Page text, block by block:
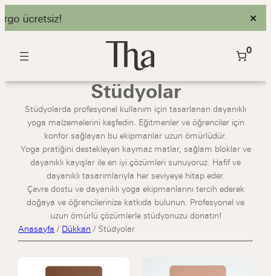
ücretsiz! ✕
0
Stüdyolar
Stüdyolarda profesyonel kullanım için tasarlanan dayanıklı
yoga malzemelerini keşfedin. Eğitmenler ve öğrenciler için
konfor sağlayan bu ekipmanlar uzun ömürlüdür.
Yoga pratiğini destekleyen kaymaz matlar, sağlam bloklar ve
dayanıklı kayışlar ile en iyi çözümleri sunuyoruz. Hafif ve
dayanıklı tasarımlarıyla her seviyeye hitap eder.
Çevre dostu ve dayanıklı yoga ekipmanlarını tercih ederek
doğaya ve öğrencilerinize katkıda bulunun. Profesyonel ve
uzun ömürlü çözümlerle stüdyonuzu donatın!
Anasayfa / Dükkan / Stüdyolar